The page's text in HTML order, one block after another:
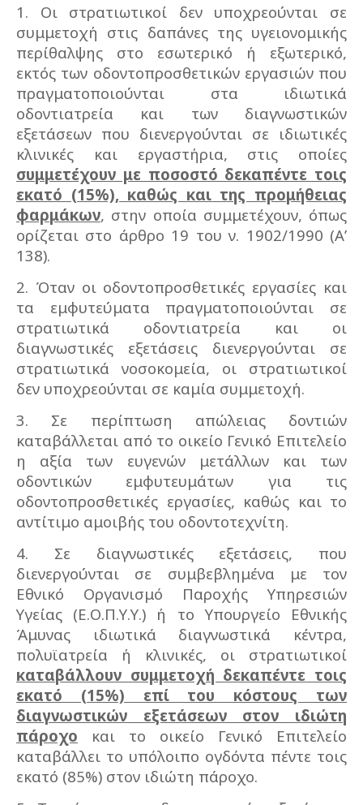
1. Οι στρατιωτικοί δεν υποχρεούνται σε
συμμετοχή στις δαπάνες της υγειονομικής
περίθαλψης στο εσωτερικό ή εξωτερικό,
εκτός των οδοντοπροσθετικών εργασιών που
πραγματοποιούνται στα ιδιωτικά
οδοντιατρεία και των διαγνωστικών
εξετάσεων που διενεργούνται σε ιδιωτικές
κλινικές και εργαστήρια, στις οποίες
συμμετέχουν με ποσοστό δεκαπέντε τοις
εκατό (15%), καθώς και της προμήθειας
φαρμάκων, στην οποία συμμετέχουν, όπως
ορίζεται στο άρθρο 19 του ν. 1902/1990 (Α’
138).
2. Όταν οι οδοντοπροσθετικές εργασίες και
τα εμφυτεύματα πραγματοποιούνται σε
στρατιωτικά οδοντιατρεία και οι
διαγνωστικές εξετάσεις διενεργούνται σε
στρατιωτικά νοσοκομεία, οι στρατιωτικοί
δεν υποχρεούνται σε καμία συμμετοχή.
3. Σε περίπτωση απώλειας δοντιών
καταβάλλεται από το οικείο Γενικό Επιτελείο
η αξία των ευγενών μετάλλων και των
οδοντικών εμφυτευμάτων για τις
οδοντοπροσθετικές εργασίες, καθώς και το
αντίτιμο αμοιβής του οδοντοτεχνίτη.
4. Σε διαγνωστικές εξετάσεις, που
διενεργούνται σε συμβεβλημένα με τον
Εθνικό Οργανισμό Παροχής Υπηρεσιών
Υγείας (Ε.Ο.Π.Υ.Υ.) ή το Υπουργείο Εθνικής
Άμυνας ιδιωτικά διαγνωστικά κέντρα,
πολυϊατρεία ή κλινικές, οι στρατιωτικοί
καταβάλλουν συμμετοχή δεκαπέντε τοις
εκατό (15%) επί του κόστους των
διαγνωστικών εξετάσεων στον ιδιώτη
πάροχο και το οικείο Γενικό Επιτελείο
καταβάλλει το υπόλοιπο ογδόντα πέντε τοις
εκατό (85%) στον ιδιώτη πάροχο.